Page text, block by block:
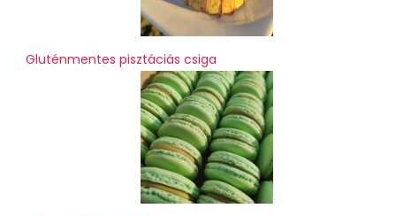
Gluténmentes pisztáciás csiga